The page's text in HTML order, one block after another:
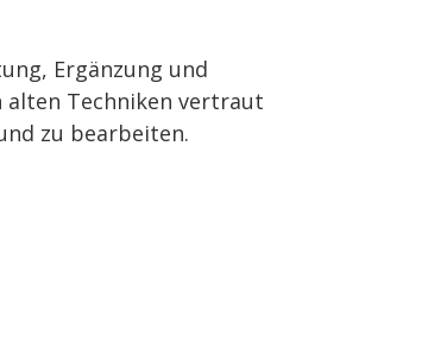
Ergänzung und
alten Techniken vertraut
zu bearbeiten.